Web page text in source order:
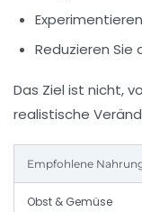
Reduzieren Sie
Das Ziel ist nicht,
realistische
Empfohlene
Obst & Gemüse